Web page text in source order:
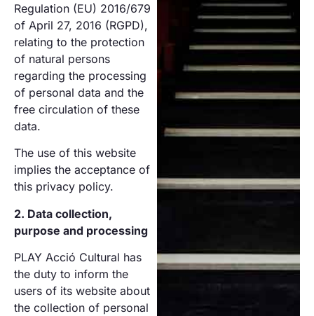
Regulation (EU) 2016/679
of April 27, 2016 (RGPD),
relating to the protection
of natural persons
regarding the processing
of personal data and the
free circulation of these
data.
The use of this website
implies the acceptance of
this privacy policy.
2. Data collection,
purpose and processing
PLAY Acció Cultural has
the duty to inform the
users of its website about
the collection of personal